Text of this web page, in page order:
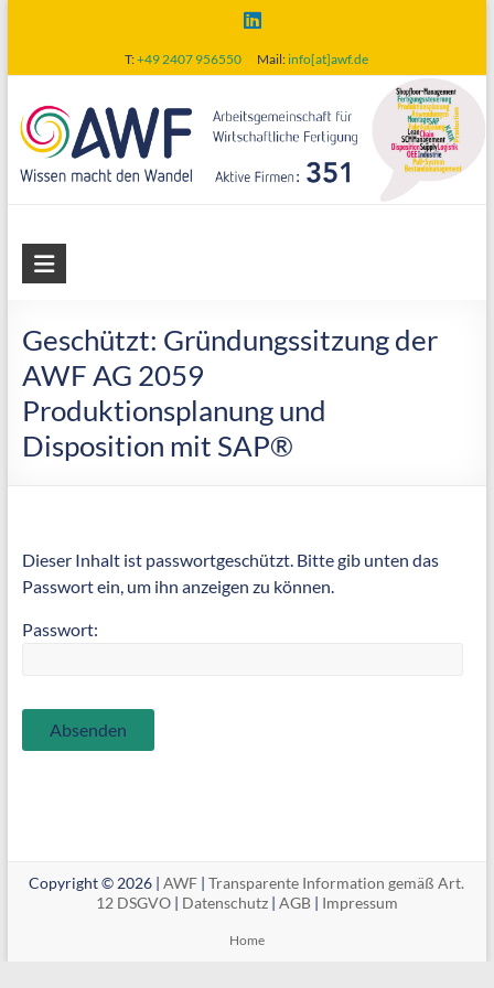
content
T:+49 2407 956550 Mail:info[at]awf.de
AWF
wirtschaftliche
Fertigung
Geschützt: Gründungssitzung der
AWF AG 2059
Produktionsplanung und
Disposition mit SAP®
Dieser Inhalt ist passwortgeschützt. Bitte gib unten das
Passwort ein, um ihn anzeigen zu können.
Passwort:
Copyright © 2026 |AWF |Transparente Information gemäß Art.
12 DSGVO| Datenschutz| AGB| Impressum
Home